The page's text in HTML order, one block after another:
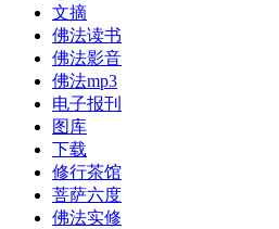
文摘
佛法读书
佛法影音
佛法mp3
电子报刊
图库
下载
修行茶馆
菩萨六度
佛法实修